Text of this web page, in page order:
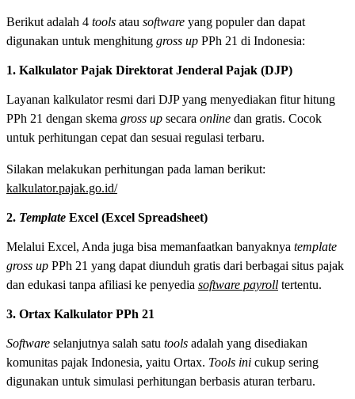
Berikut adalah 4 tools atau software yang populer dan dapat
digunakan untuk menghitung gross up PPh 21 di Indonesia:
1. Kalkulator Pajak Direktorat Jenderal Pajak (DJP)
Layanan kalkulator resmi dari DJP yang menyediakan fitur hitung
PPh 21 dengan skema gross up secara online dan gratis. Cocok
untuk perhitungan cepat dan sesuai regulasi terbaru.
Silakan melakukan perhitungan pada laman berikut:
kalkulator.pajak.go.id/
2. Template Excel (Excel Spreadsheet)
Melalui Excel, Anda juga bisa memanfaatkan banyaknya template
gross up PPh 21 yang dapat diunduh gratis dari berbagai situs pajak
dan edukasi tanpa afiliasi ke penyedia software payroll tertentu.
3. Ortax Kalkulator PPh 21
Software selanjutnya salah satu tools adalah yang disediakan
komunitas pajak Indonesia, yaitu Ortax. Tools ini cukup sering
digunakan untuk simulasi perhitungan berbasis aturan terbaru.